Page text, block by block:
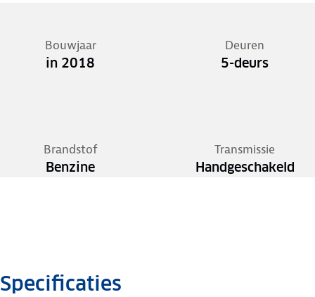
Bouwjaar
in 2018
Deuren
5-deurs
Brandstof
Benzine
Transmissie
Handgeschakeld
Specificaties